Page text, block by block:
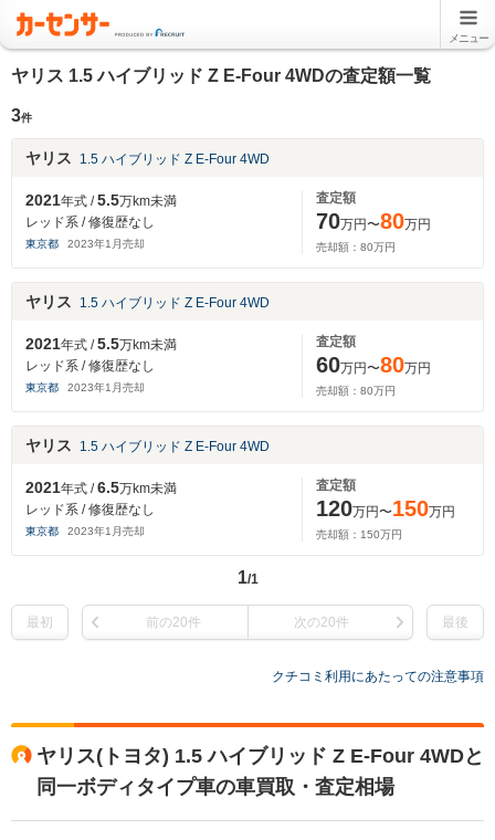
メニュー
ヤリス 1.5 ハイブリッド Z E-Four 4WDの査定額一覧
3件
ヤリス 1.5 ハイブリッド Z E-Four 4WD
2021年式 /5.5万km未満
レッド系 / 修復歴なし
東京都 2023年1 月売却
査定額
70万円〜80万円
売却額： 80万円
ヤリス 1.5 ハイブリッド Z E-Four 4WD
2021年式 /5.5万km未満
レッド系 / 修復歴なし
東京都 2023年1 月売却
査定額
60万円〜80万円
売却額： 80万円
ヤリス 1.5 ハイブリッド Z E-Four 4WD
2021年式 /6.5万km未満
レッド系 / 修復歴なし
東京都 2023年1 月売却
査定額
120万円〜150万円
売却額： 150万円
1/1
最初 前の20件 次の20件 最後
クチコミ利用にあたっての注意事項
ヤリス(トヨタ) 1.5 ハイブリッド Z E-Four 4WDと
同一ボディタイプ車の車買取・査定相場